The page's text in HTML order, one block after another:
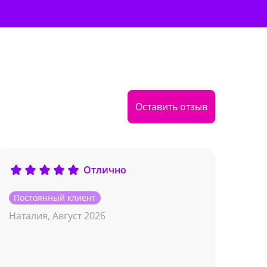
Оставить отзыв
Отлично
Постоянный клиент
Наталия, Август 2026